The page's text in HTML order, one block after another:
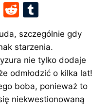
W
k
o
p
R
d
di
t
m
bl
r
szczególnie gdy
starzenia.
nie tylko dodaje
odmłodzić o kilka lat!
boba, ponieważ to
niekwestionowaną